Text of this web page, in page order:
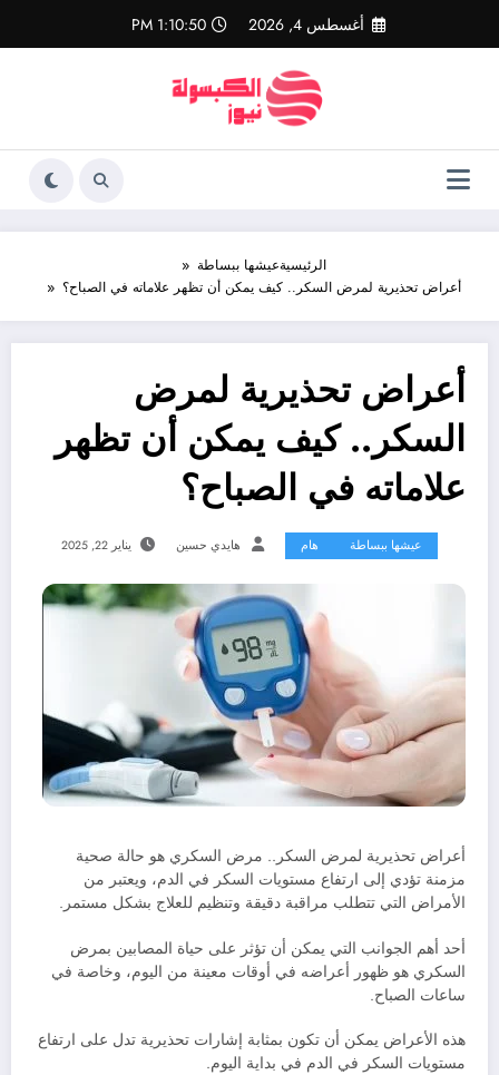
المحتوى
أغسطس 4, 2026 1:10:50 PM
الرئيسيةعيشها ببساطة
أعراض تحذيرية لمرض السكر.. كيف يمكن أن تظهر علاماته في الصباح؟
أعراض تحذيرية لمرض
السكر.. كيف يمكن أن تظهر
علاماته في الصباح؟
عيشها ببساطة هام هايدي حسين يناير 22, 2025
أعراض تحذيرية لمرض السكر.. مرض السكري هو حالة صحية
مزمنة تؤدي إلى ارتفاع مستويات السكر في الدم، ويعتبر من
الأمراض التي تتطلب مراقبة دقيقة وتنظيم للعلاج بشكل مستمر.
أحد أهم الجوانب التي يمكن أن تؤثر على حياة المصابين بمرض
السكري هو ظهور أعراضه في أوقات معينة من اليوم، وخاصة في
ساعات الصباح.
هذه الأعراض يمكن أن تكون بمثابة إشارات تحذيرية تدل على ارتفاع
مستويات السكر في الدم في بداية اليوم.